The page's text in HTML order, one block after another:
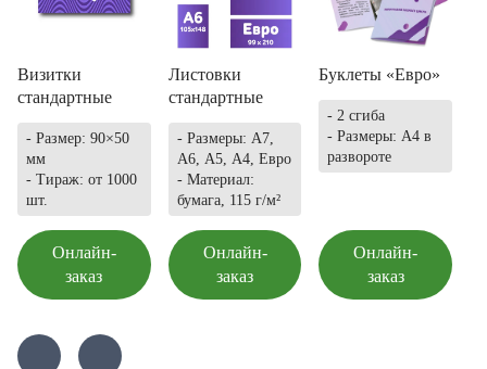
Визитки
стандартные
- Размер: 90×50
мм
- Тираж: от 1000
шт.
Онлайн-
заказ
Листовки
стандартные
- Размеры: А7,
А6, А5, А4, Евро
- Материал:
бумага, 115 г/м²
Онлайн-
заказ
Буклеты «Евро»
- 2 сгиба
- Размеры: А4 в
развороте
Онлайн-
заказ